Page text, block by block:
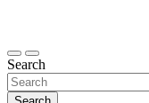
Search